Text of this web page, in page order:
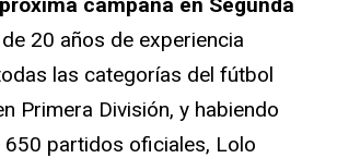
20 años de experiencia
las categorías del fútbol
Primera División, y habiendo
partidos oficiales, Lolo